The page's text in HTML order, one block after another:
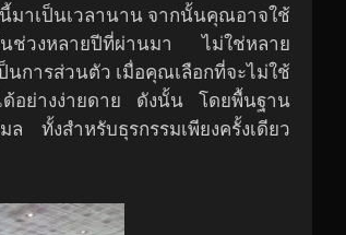
มาเป็นเวลานาน จากนั้นคุณอาจใช้
ในช่วงหลายปีที่ผ่านมา ไม่ใช่หลาย
การส่วนตัว เมื่อคุณเลือกที่จะไม่ใช้
ด้อย่างง่ายดาย ดังนั้น โดยพื้นฐาน
ทั้งสำหรับธุรกรรมเพียงครั้งเดียว